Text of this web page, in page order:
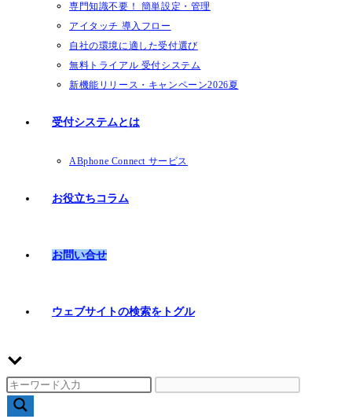
専門知識不要！ 簡単設定・管理
アイタッチ 導入フロー
自社の環境に適した受付選び
無料トライアル 受付システム
新機能リリース・キャンペーン2026夏
受付システムとは
ABphone Connect サービス
お役立ちコラム
お問い合せ
ウェブサイトの検索をトグル